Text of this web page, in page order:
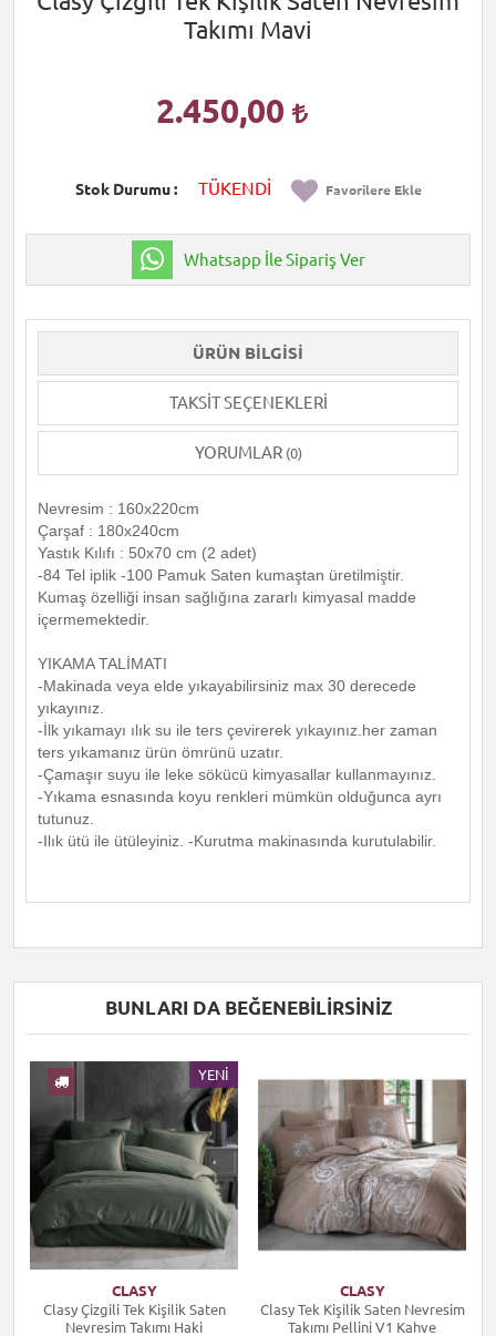
Takımı Mavi
2.450,00
Stok Durumu TÜKENDİ Favorilere Ekle
Whatsapp İle Sipariş Ver
ÜRÜN BILGISI
TAKSIT SEÇENEKLERI
YORUMLAR (0)
Nevresim : 160x220cm
Çarşaf : 180x240cm
Yastık Kılıfı : 50x70 cm (2 adet)
-84 Tel iplik -100 Pamuk Saten kumaştan üretilmiştir.
Kumaş özelliği insan sağlığına zararlı kimyasal madde
içermemektedir.
YIKAMA TALİMATI
-Makinada veya elde yıkayabilirsiniz max 30 derecede
yıkayınız.
-İlk yıkamayı ılık su ile ters çevirerek yıkayınız.her zaman
ters yıkamanız ürün ömrünü uzatır.
-Çamaşır suyu ile leke sökücü kimyasallar kullanmayınız.
-Yıkama esnasında koyu renkleri mümkün olduğunca ayrı
tutunuz.
-Ilık ütü ile ütüleyiniz. -Kurutma makinasında kurutulabilir.
BUNLARI DA BEĞENEBILIRSINIZ
YENI
CLASY
Clasy Çizgili Tek Kişilik Saten
Nevresim Takımı Haki
CLASY
Clasy Tek Kişilik Saten Nevresim
Takımı Pellini V1 Kahve